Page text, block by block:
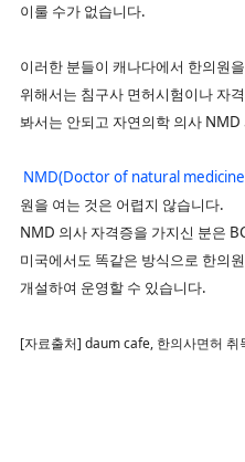
이룰 수가 없습니다.
이러한 분들이 캐나다에서 한의원
위해서는 침구사 면허시험이나 자
봐서는 안되고 자연의학 의사
NMD(Doctor of natural
원을 여는 것은 어렵지 않습니다.
NMD 의사 자격증을 가지신 분은
미국에서도 똑같은 방식으로 한의
개설하여 운영할 수 있습니다.
[자료출처] daum cafe, 한의사면허 취